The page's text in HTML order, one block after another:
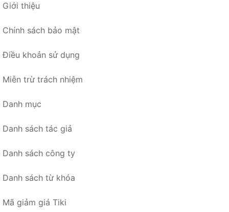
Giới thiệu
Chính sách bảo mật
Điều khoản sử dụng
Miễn trừ trách nhiệm
Danh mục
Danh sách tác giả
Danh sách công ty
Danh sách từ khóa
Mã giảm giá Tiki